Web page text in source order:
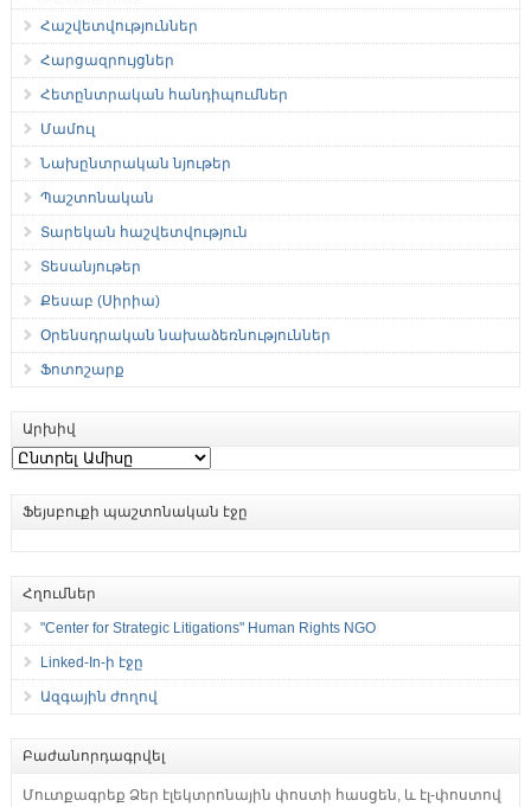
Հաշվետվություններ
Հարցազրույցներ
Հետընտրական հանդիպումներ
Մամուլ
Նախընտրական նյութեր
Պաշտոնական
Տարեկան հաշվետվություն
Տեսանյութեր
Քեսաբ (Սիրիա)
Օրենսդրական նախաձեռնություններ
Ֆոտոշարք
Արխիվ
Արխիվ
Ֆեյսբուքի պաշտոնական էջը
Հղումներ
"Center for Strategic Litigations" Human Rights NGO
Linked-In-ի էջը
Ազգային ժողով
Բաժանորդագրվել
Մուտքագրեք Ձեր էլեկտրոնային փոստի հասցեն, և էլ-փոստով